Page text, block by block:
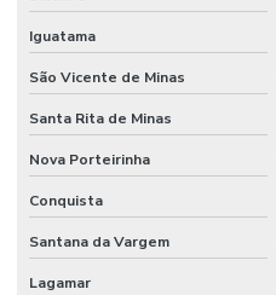
Iguatama
São Vicente de Minas
Santa Rita de Minas
Nova Porteirinha
Conquista
Santana da Vargem
Lagamar